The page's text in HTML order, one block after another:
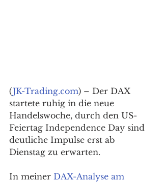
(JK-Trading.com) – Der DAX
startete ruhig in die neue
Handelswoche, durch den US-
Feiertag Independence Day sind
deutliche Impulse erst ab
Dienstag zu erwarten.
In meiner DAX-Analyse am